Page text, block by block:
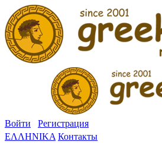
Войти
Регистрация
ΕΛΛΗΝΙΚΑ Контакты